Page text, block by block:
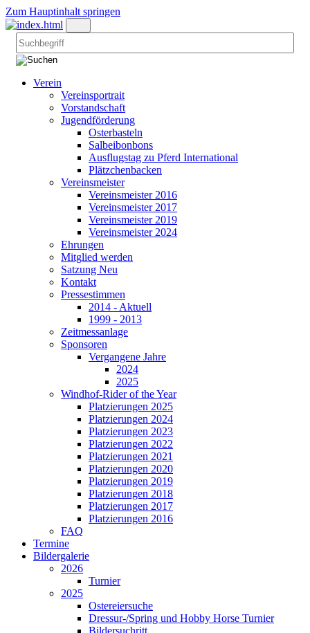
Zum Hauptinhalt springen
Verein
Vereinsportrait
Vorstandschaft
Jugendförderung
Osterbasteln
Salbeibonbons
Ausflugstag zu Pferd International
Plätzchenbacken
Vereinsmeister
Vereinsmeister 2016
Vereinsmeister 2017
Vereinsmeister 2019
Vereinsmeister 2024
Ehrungen
Mitglied werden
Satzung Neu
Kontakt
Pressestimmen
2014 - Aktuell
1999 - 2013
Zeitmessanlage
Sponsoren
Vergangene Jahre
2024
2025
Windhof-Rider of the Year
Platzierungen 2025
Platzierungen 2024
Platzierungen 2023
Platzierungen 2022
Platzierungen 2021
Platzierungen 2020
Platzierungen 2019
Platzierungen 2018
Platzierungen 2017
Platzierungen 2016
FAQ
Termine
Bildergalerie
2026
Turnier
2025
Ostereiersuche
Dressur-/Spring und Hobby Horse Turnier
Bildersuchritt